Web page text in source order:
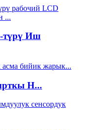
түрү Иш
H...